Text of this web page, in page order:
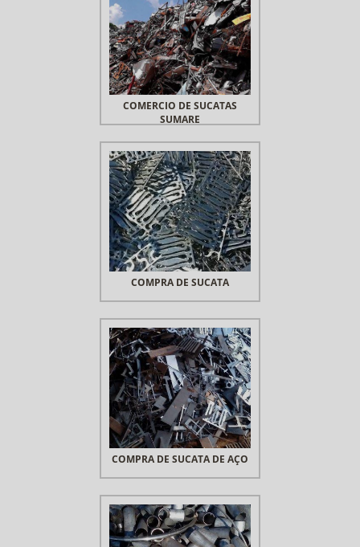
COMERCIO DE SUCATAS
SUMARE
COMPRA DE SUCATA
COMPRA DE SUCATA DE AÇO